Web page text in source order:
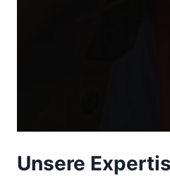
Unsere